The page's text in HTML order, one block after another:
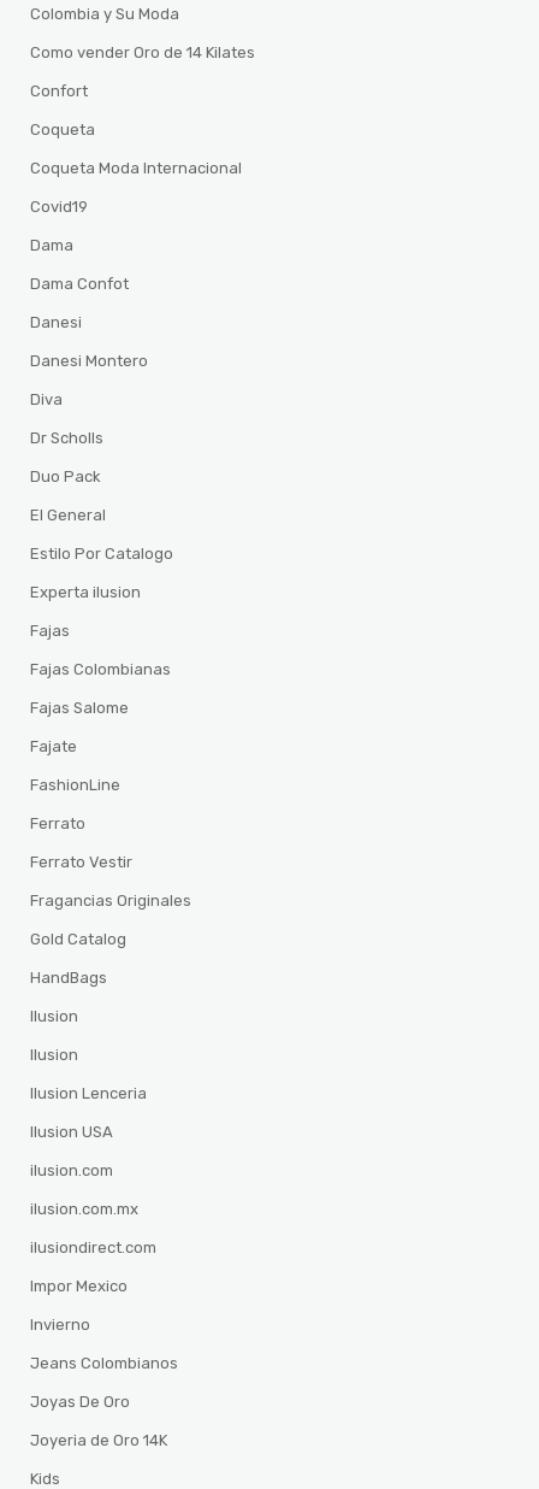
Colombia y Su Moda
Como vender Oro de 14 Kilates
Confort
Coqueta
Coqueta Moda Internacional
Covid19
Dama
Dama Confot
Danesi
Danesi Montero
Diva
Dr Scholls
Duo Pack
El General
Estilo Por Catalogo
Experta ilusion
Fajas
Fajas Colombianas
Fajas Salome
Fajate
FashionLine
Ferrato
Ferrato Vestir
Fragancias Originales
Gold Catalog
HandBags
Ilusion
Ilusion
Ilusion Lenceria
Ilusion USA
ilusion.com
ilusion.com.mx
ilusiondirect.com
Impor Mexico
Invierno
Jeans Colombianos
Joyas De Oro
Joyeria de Oro 14K
Kids